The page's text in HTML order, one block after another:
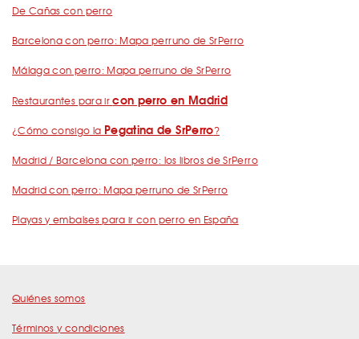
De Cañas con perro
Barcelona con perro: Mapa perruno de SrPerro
Málaga con perro: Mapa perruno de SrPerro
Restaurantes para ircon perro en Madrid
¿Cómo consigo la Pegatina de SrPerro?
Madrid / Barcelona con perro: los libros de SrPerro
Madrid con perro: Mapa perruno de SrPerro
Playas y embalses para ir con perro en España
Quiénes somos
Términos y condiciones